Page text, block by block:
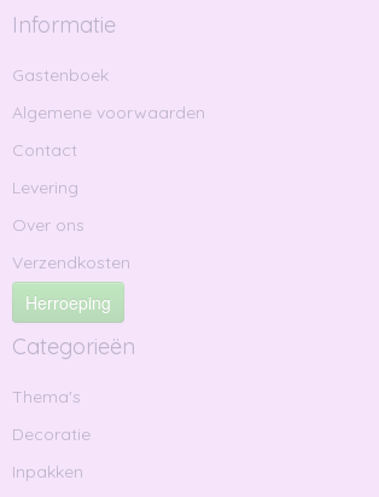
Informatie
Gastenboek
Algemene voorwaarden
Contact
Levering
Over ons
Verzendkosten
Herroeping
Categorieën
Thema's
Decoratie
Inpakken